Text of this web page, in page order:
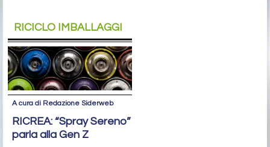
RICICLO IMBALLAGGI
A cura di Redazione Siderweb
RICREA: “Spray Sereno”
parla alla Gen Z